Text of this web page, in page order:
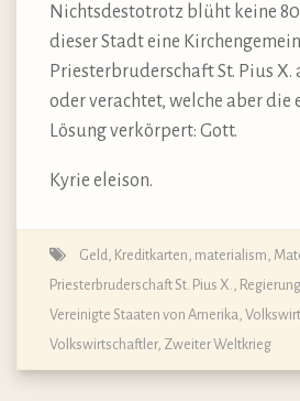
Nichtsdestotrotz blüht keine
dieser Stadt eine
Priesterbruderschaft St. Pius
oder verachtet, welche aber die
Lösung verkörpert: Gott.
Kyrie eleison.
Geld Kreditkarten materialism
Priesterbruderschaft St. Pius X.
Regierung
Vereinigte Staaten von Amerika
Volkswirtschaftler, Zweiter Weltkrieg